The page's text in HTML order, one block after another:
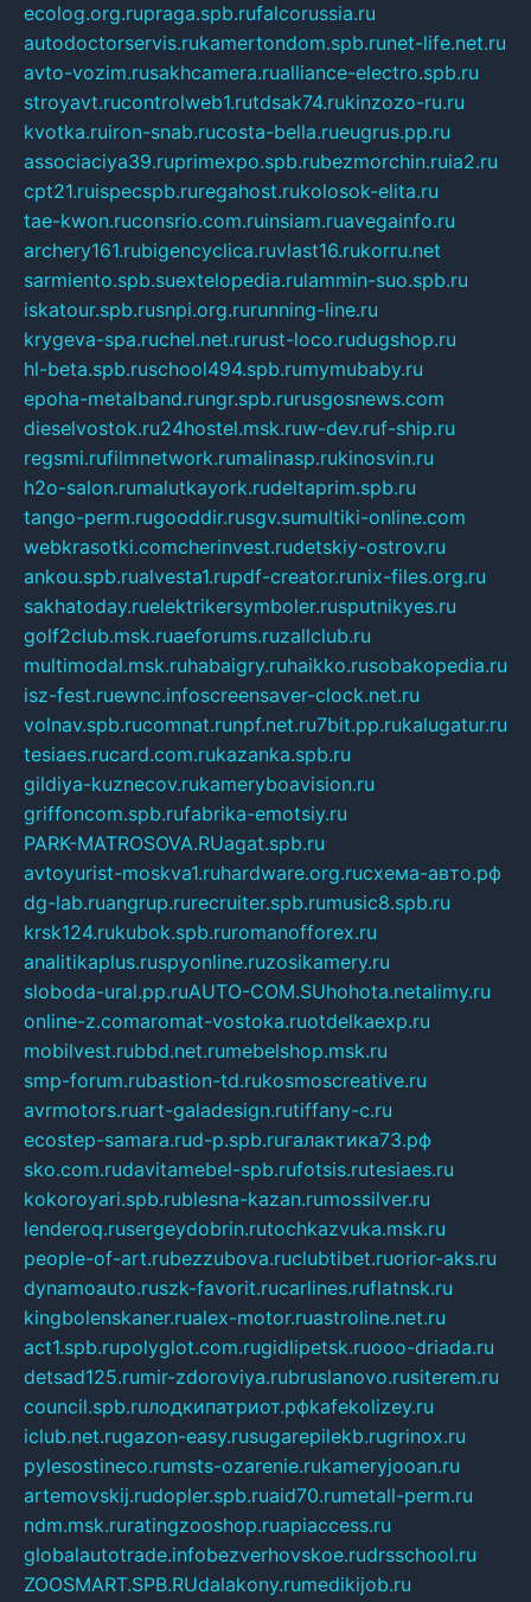
ecolog.org.rupraga.spb.rufalcorussia.ru
autodoctorservis.rukamertondom.spb.runet-life.net.ru
avto-vozim.rusakhcamera.rualliance-electro.spb.ru
stroyavt.rucontrolweb1.rutdsak74.rukinzozo-ru.ru
kvotka.ruiron-snab.rucosta-bella.rueugrus.pp.ru
associaciya39.ruprimexpo.spb.rubezmorchin.ruia2.ru
cpt21.ruispecspb.ruregahost.rukolosok-elita.ru
tae-kwon.ruconsrio.com.ruinsiam.ruavegainfo.ru
archery161.rubigencyclica.ruvlast16.rukorru.net
sarmiento.spb.suextelopedia.rulammin-suo.spb.ru
iskatour.spb.rusnpi.org.rurunning-line.ru
krygeva-spa.ruchel.net.rurust-loco.rudugshop.ru
hl-beta.spb.ruschool494.spb.rumymubaby.ru
epoha-metalband.rungr.spb.rurusgosnews.com
dieselvostok.ru24hostel.msk.ruw-dev.ruf-ship.ru
regsmi.rufilmnetwork.rumalinasp.rukinosvin.ru
h2o-salon.rumalutkayork.rudeltaprim.spb.ru
tango-perm.rugooddir.rusgv.sumultiki-online.com
webkrasotki.comcherinvest.rudetskiy-ostrov.ru
ankou.spb.rualvesta1.rupdf-creator.runix-files.org.ru
sakhatoday.ruelektrikersymboler.rusputnikyes.ru
golf2club.msk.ruaeforums.ruzallclub.ru
multimodal.msk.ruhabaigry.ruhaikko.rusobakopedia.ru
isz-fest.ruewnc.infoscreensaver-clock.net.ru
volnav.spb.rucomnat.runpf.net.ru7bit.pp.rukalugatur.ru
tesiaes.rucard.com.rukazanka.spb.ru
gildiya-kuznecov.rukameryboavision.ru
griffoncom.spb.rufabrika-emotsiy.ru
PARK-MATROSOVA.RUagat.spb.ru
avtoyurist-moskva1.ruhardware.org.ruсхема-авто.рф
dg-lab.ruangrup.rurecruiter.spb.rumusic8.spb.ru
krsk124.rukubok.spb.ruromanofforex.ru
analitikaplus.ruspyonline.ruzosikamery.ru
sloboda-ural.pp.ruAUTO-COM.SUhohota.netalimy.ru
online-z.comaromat-vostoka.ruotdelkaexp.ru
mobilvest.rubbd.net.rumebelshop.msk.ru
smp-forum.rubastion-td.rukosmoscreative.ru
avrmotors.ruart-galadesign.rutiffany-c.ru
ecostep-samara.rud-p.spb.ruгалактика73.рф
sko.com.rudavitamebel-spb.rufotsis.rutesiaes.ru
kokoroyari.spb.rublesna-kazan.rumossilver.ru
lenderoq.rusergeydobrin.rutochkazvuka.msk.ru
people-of-art.rubezzubova.ruclubtibet.ruorior-aks.ru
dynamoauto.ruszk-favorit.rucarlines.ruflatnsk.ru
kingbolenskaner.rualex-motor.ruastroline.net.ru
act1.spb.rupolyglot.com.rugidlipetsk.ruooo-driada.ru
detsad125.rumir-zdoroviya.rubruslanovo.rusiterem.ru
council.spb.ruлодкипатриот.рфkafekolizey.ru
iclub.net.rugazon-easy.rusugarepilekb.rugrinox.ru
pylesostineco.rumsts-ozarenie.rukameryjooan.ru
artemovskij.rudopler.spb.ruaid70.rumetall-perm.ru
ndm.msk.ruratingzooshop.ruapiaccess.ru
globalautotrade.infobezverhovskoe.rudrsschool.ru
ZOOSMART.SPB.RUdalakony.rumedikijob.ru